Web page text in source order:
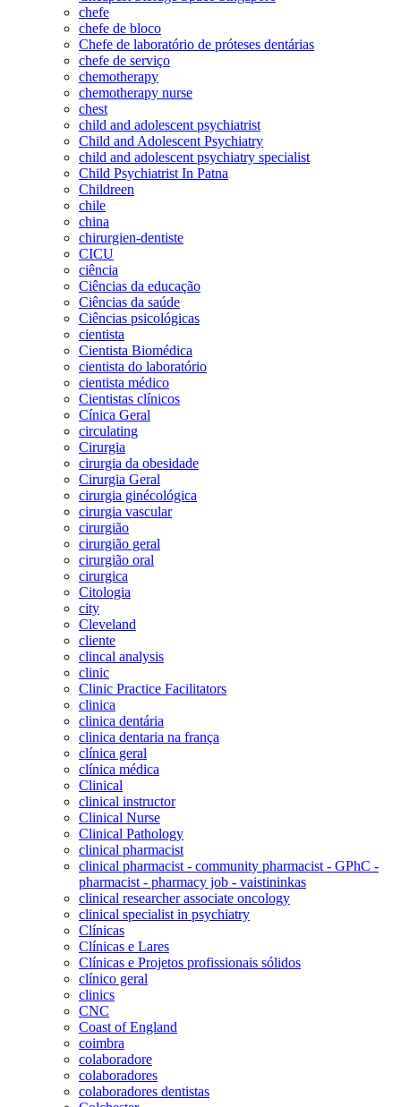
chefe
chefe de bloco
Chefe de laboratório de próteses dentárias
chefe de serviço
chemotherapy
chemotherapy nurse
chest
child and adolescent psychiatrist
Child and Adolescent Psychiatry
child and adolescent psychiatry specialist
Child Psychiatrist In Patna
Childreen
chile
china
chirurgien-dentiste
CICU
ciência
Ciências da educação
Ciências da saúde
Ciências psicológicas
cientista
Cientista Biomédica
cientista do laboratório
cientista médico
Cientistas clínicos
Cínica Geral
circulating
Cirurgia
cirurgia da obesidade
Cirurgia Geral
cirurgia ginécológica
cirurgia vascular
cirurgião
cirurgião geral
cirurgião oral
cirurgica
Citologia
city
Cleveland
cliente
clincal analysis
clinic
Clinic Practice Facilitators
clinica
clinica dentária
clinica dentaria na frança
clínica geral
clínica médica
Clinical
clinical instructor
Clinical Nurse
Clinical Pathology
clinical pharmacist
clinical pharmacist - community pharmacist - GPhC -
pharmacist - pharmacy job - vaistininkas
clinical researcher associate oncology
clinical specialist in psychiatry
Clínicas
Clínicas e Lares
Clínicas e Projetos profissionais sólidos
clínico geral
clinics
CNC
Coast of England
coimbra
colaboradore
colaboradores
colaboradores dentistas